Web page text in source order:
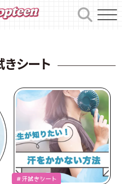
シート
＃汗拭きシート